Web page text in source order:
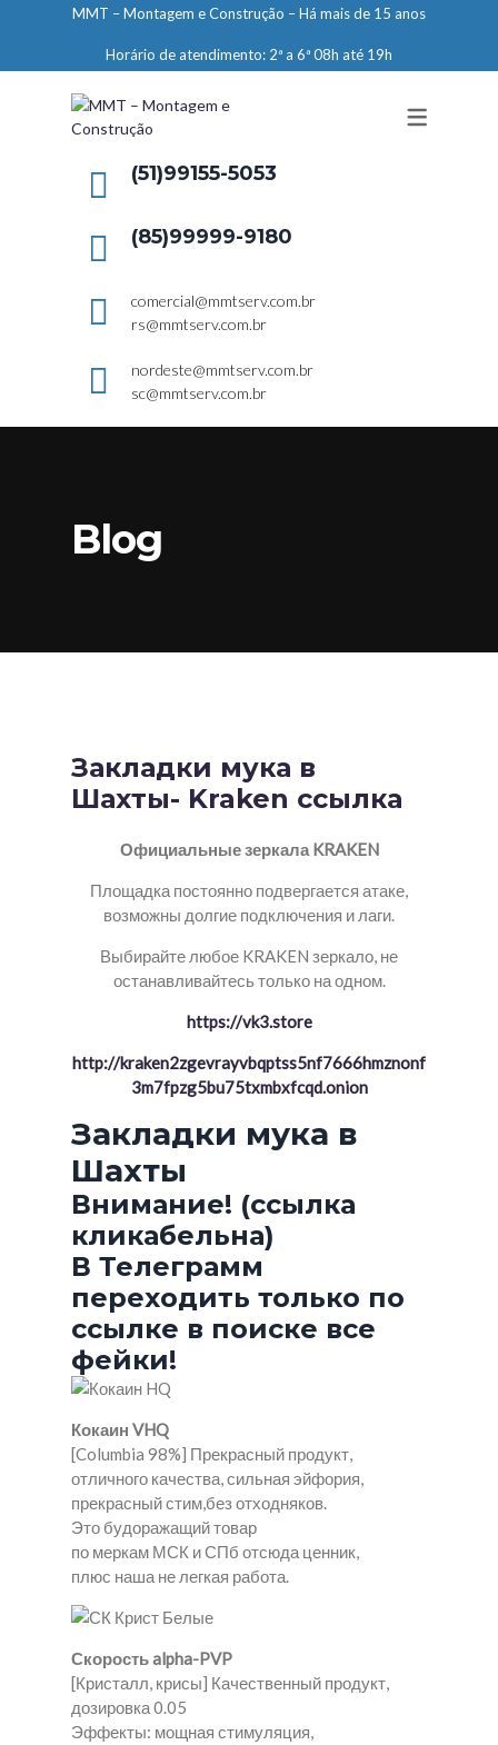
ENGENHARIA
LIMPEZA E CONSERVAÇÃO
MANUTENÇÃO PREDIAL
ELEVADORES – PREPARAÇÃO DE
MMT – Montagem e Construção – Há mais de 15 anos
Horário de atendimento: 2ª a 6ª 08h até 19h
(51)99155-5053
(85)99999-9180
comercial@mmtserv.com.br
rs@mmtserv.com.br
nordeste@mmtserv.com.br
sc@mmtserv.com.br
Blog
Закладки мука в
Шахты- Kraken ссылка
Официальные зеркала KRAKEN
Площадка постоянно подвергается атаке,
возможны долгие подключения и лаги.
Выбирайте любое KRAKEN зеркало, не
останавливайтесь только на одном.
https://vk3.store
http://kraken2zgevrayvbqptss5nf7666hmznonf
3m7fpzg5bu75txmbxfcqd.onion
Закладки мука в
Шахты
Внимание! (ссылка
кликабельна)
В Телеграмм
переходить только по
ссылке в поиске все
фейки!
Кокаин VHQ
[Columbia 98%] Прекрасный продукт,
отличного качества, сильная эйфория,
прекрасный стим,без отходняков.
Это будоражащий товар
по меркам МСК и СПб отсюда ценник,
плюс наша не легкая работа.
Скорость alpha-PVP
[Кристалл, крисы] Качественный продукт,
дозировка 0.05
Эффекты: мощная стимуляция,